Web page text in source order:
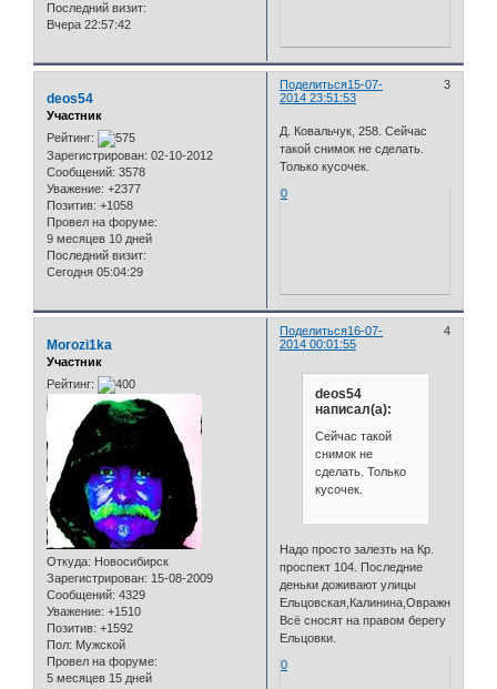
Последний визит:
Вчера 22:57:42
Поделиться 3
15-07-
2014 23:51:53
deos54
Участник
Рейтинг:
Зарегистрирован: 02-10-2012
Сообщений: 3578
Уважение: +2377
Позитив: +1058
Провел на форуме:
9 месяцев 10 дней
Последний визит:
Сегодня 05:04:29
Д. Ковальчук, 258. Сейчас
такой снимок не сделать.
Только кусочек.
0
Поделиться 4
16-07-
2014 00:01:55
Morozi1ka
Участник
Рейтинг:
Откуда: Новосибирск
Зарегистрирован: 15-08-2009
Сообщений: 4329
Уважение: +1510
Позитив: +1592
Пол: Мужской
Провел на форуме:
5 месяцев 15 дней
deos54
написал(а):
Сейчас такой
снимок не
сделать. Только
кусочек.
Надо просто залезть на Кр.
проспект 104. Последние
деньки доживают улицы
Всё сносят на правом берегу
Ельцовки.
0